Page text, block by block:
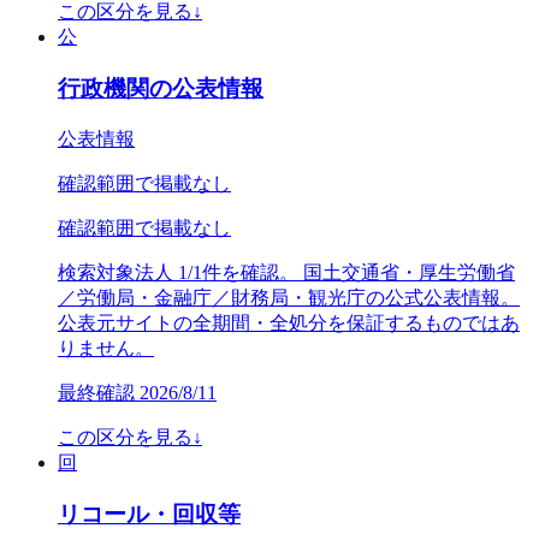
この区分を見る ↓
公
行政機関の公表情報
公表情報
確認範囲で掲載なし
確認範囲で掲載なし
検索対象法人 1/1件を確認。 国土交通省・厚生労働省
／労働局・金融庁／財務局・観光庁の公式公表情報。
公表元サイトの全期間・全処分を保証するものではあ
りません。
最終確認 2026/8/11
この区分を見る ↓
回
リコール・回収等